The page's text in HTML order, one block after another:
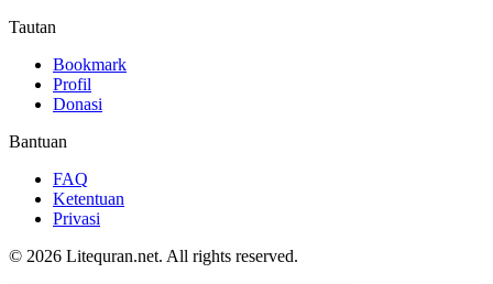
Tautan
Bookmark
Profil
Donasi
Bantuan
FAQ
Ketentuan
Privasi
© 2026 Litequran.net. All rights reserved.